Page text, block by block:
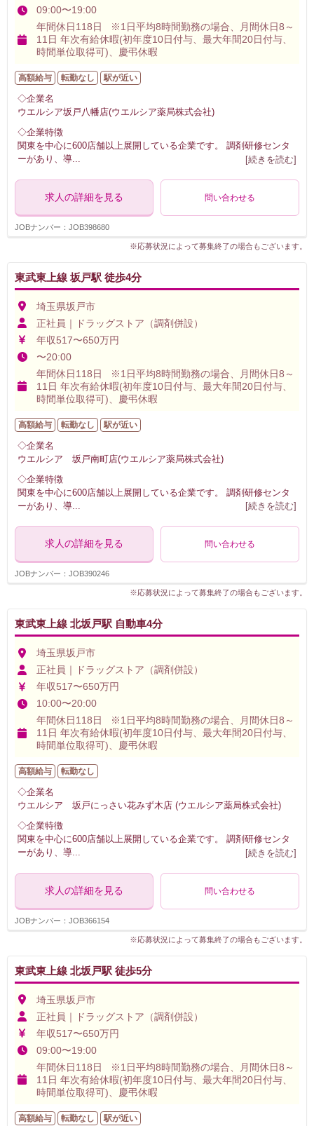
09:00〜19:00
年間休日118日 ※1日平均8時間勤務の場合、月間休日8～
11日 年次有給休暇(初年度10日付与、最大年間20日付与、
時間単位取得可)、慶弔休暇
高額給与 転勤なし 駅が近い
◇企業名
ウエルシア坂戸八幡店(ウエルシア薬局株式会社)
◇企業特徴
関東を中心に600店舗以上展開している企業です。 調剤研修センタ
ーがあり、導... [続きを読む]
求人の詳細を見る 問い合わせる
JOBナンバー：JOB398680
※応募状況によって募集終了の場合もございます。
東武東上線 坂戸駅 徒歩4分
埼玉県坂戸市
正社員｜ドラッグストア（調剤併設）
年収517〜650万円
〜20:00
年間休日118日 ※1日平均8時間勤務の場合、月間休日8～
11日 年次有給休暇(初年度10日付与、最大年間20日付与、
時間単位取得可)、慶弔休暇
高額給与 転勤なし 駅が近い
◇企業名
ウエルシア 坂戸南町店(ウエルシア薬局株式会社)
◇企業特徴
関東を中心に600店舗以上展開している企業です。 調剤研修センタ
ーがあり、導
[続きを読む]
求人の詳細を見る 問い合わせる
JOBナンバー：JOB390246
※応募状況によって募集終了の場合もございます。
東武東上線 北坂戸駅 自動車4分
埼玉県坂戸市
正社員｜ドラッグストア（調剤併設）
年収517〜650万円
10:00〜20:00
年間休日118日 ※1日平均8時間勤務の場合、月間休日8～
11日 年次有給休暇(初年度10日付与、最大年間20日付与、
時間単位取得可)、慶弔休暇
高額給与 転勤なし
◇企業名
ウエルシア 坂戸にっさい花みず木店 (ウエルシア薬局株式会社)
◇企業特徴
関東を中心に600店舗以上展開している企業です。 調剤研修センタ
ーがあり、導... [続きを読む]
求人の詳細を見る 問い合わせる
JOBナンバー：JOB366154
※応募状況によって募集終了の場合もございます。
東武東上線 北坂戸駅 徒歩5分
埼玉県坂戸市
正社員｜ドラッグストア（調剤併設）
年収517〜650万円
09:00〜19:00
年間休日118日 ※1日平均8時間勤務の場合、月間休日8～
11日 年次有給休暇(初年度10日付与、最大年間20日付与、
時間単位取得可)、慶弔休暇
高額給与 転勤なし 駅が近い